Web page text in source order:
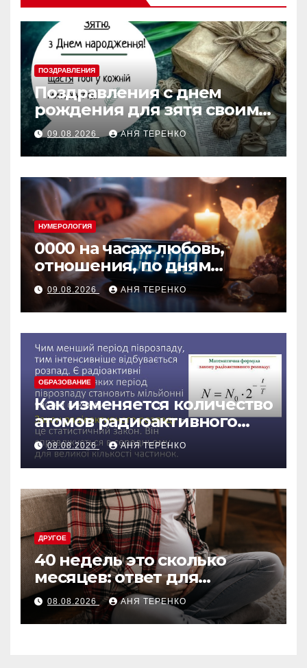
ПОЗДРАВЛЕНИЯ
Поздравления с днем
рождения для зятя своими
словами
09.08.2026 АНЯ ТЕРЕНКО
НУМЕРОЛОГИЯ
0000 на часах: любовь,
отношения, по дням
недели
09.08.2026 АНЯ ТЕРЕНКО
ОБРАЗОВАНИЕ
Как изменяется количество
атомов радиоактивного
препарата со временем
08.08.2026 АНЯ ТЕРЕНКО
ДРУГОЕ
40 недель это сколько
месяцев: ответ для
беременных и не только
08.08.2026 АНЯ ТЕРЕНКО